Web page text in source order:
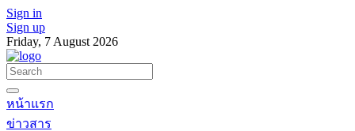
Sign in
Sign up
Friday, 7 August 2026
หน้าแรก
ข่าวสาร